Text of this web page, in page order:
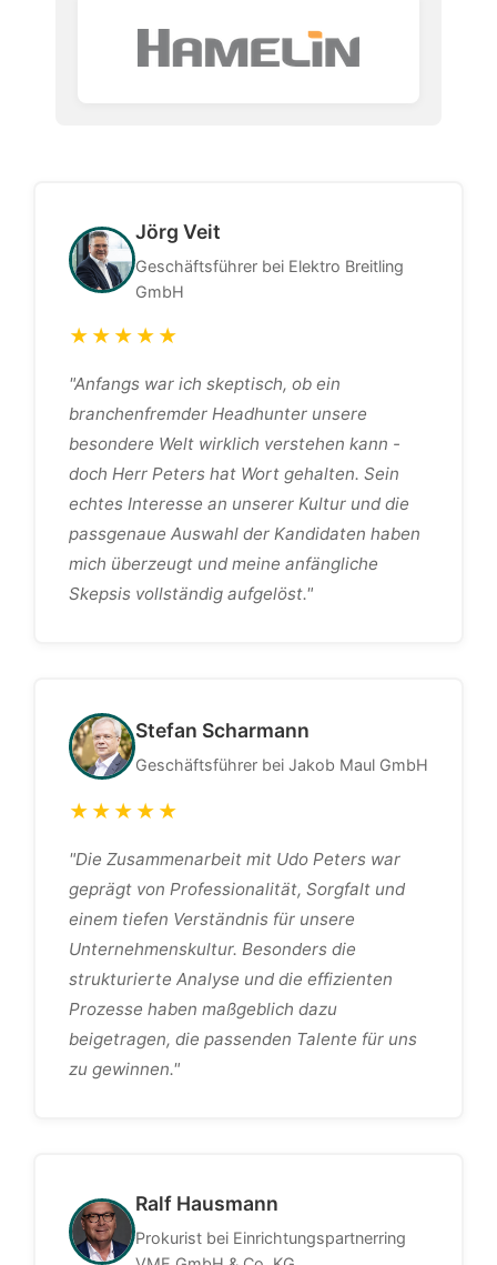
Jörg Veit
Geschäftsführer bei Elektro Breitling
GmbH
★★★★★
"Anfangs war ich skeptisch, ob ein
branchenfremder Headhunter unsere
besondere Welt wirklich verstehen kann -
doch Herr Peters hat Wort gehalten. Sein
echtes Interesse an unserer Kultur und die
passgenaue Auswahl der Kandidaten haben
mich überzeugt und meine anfängliche
Skepsis vollständig aufgelöst."
Stefan Scharmann
Geschäftsführer bei Jakob Maul GmbH
★★★★★
"Die Zusammenarbeit mit Udo Peters war
geprägt von Professionalität, Sorgfalt und
einem tiefen Verständnis für unsere
Unternehmenskultur. Besonders die
strukturierte Analyse und die effizienten
Prozesse haben maßgeblich dazu
beigetragen, die passenden Talente für uns
zu gewinnen."
Ralf Hausmann
Prokurist bei Einrichtungspartnerring